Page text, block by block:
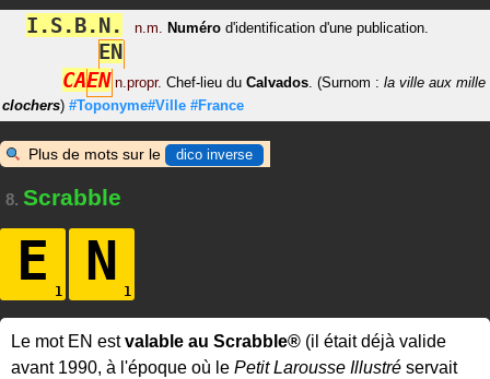
I .S.B.N. n.m. Numéro d'identification d'une publication.
EN
CAEN n.propr. Chef-lieu du Calvados . (Surnom : la ville aux mille
clochers) #Toponyme#Ville #France
Plus de mots sur le dico inverse
8. Scrabble
E N
Le mot EN estvalable au Scrabble® (il était déjà valide
avant 1990, à l'époque où le Petit Larousse Illustré servait